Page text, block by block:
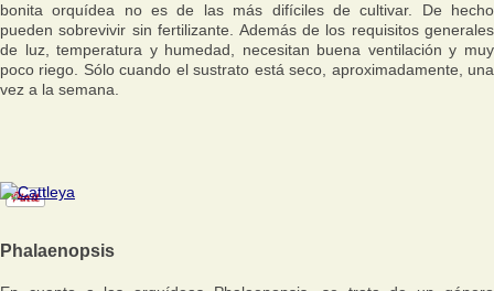
bonita orquídea no es de las más difíciles de cultivar. De hecho
pueden sobrevivir sin fertilizante. Además de los requisitos generales
de luz, temperatura y humedad, necesitan buena ventilación y muy
poco riego. Sólo cuando el sustrato está seco, aproximadamente, una
vez a la semana.
Phalaenopsis